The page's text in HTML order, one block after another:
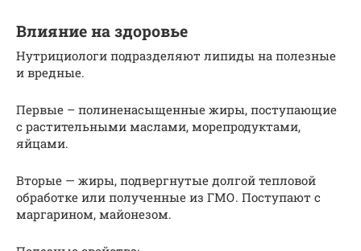
Влияние на здоровье
Нутрициологи подразделяют липиды на полезные
и вредные.
Первые – полиненасыщенные жиры, поступающие
с растительными маслами, морепродуктами,
яйцами.
Вторые — жиры, подвергнутые долгой тепловой
обработке или полученные из ГМО. Поступают с
маргарином, майонезом.